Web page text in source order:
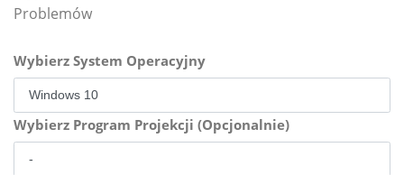
Problemów
Wybierz System Operacyjny
Wybierz Program Projekcji (Opcjonalnie)